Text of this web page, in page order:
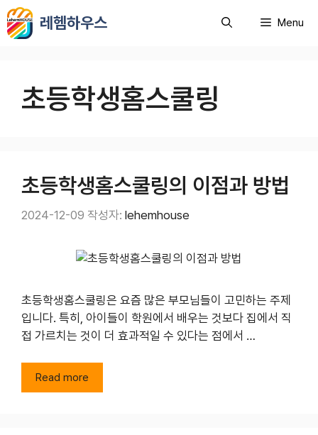
컨
텐
레헴하우스 Menu
초등학생홈스쿨링
초등학생홈스쿨링의 이점과 방법
2024-12-09 작성자: lehemhouse
초등학생홈스쿨링은 요즘 많은 부모님들이 고민하는 주제
입니다. 특히, 아이들이 학원에서 배우는 것보다 집에서 직
접 가르치는 것이 더 효과적일 수 있다는 점에서 …
Read more